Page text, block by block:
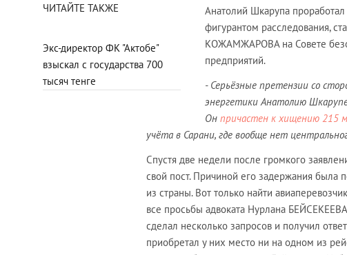
ЧИТАЙТЕ ТАКЖЕ
Экс-директор ФК "Актобе"
взыскал с государства 700
тысяч тенге
Анатолий Шкарупа
фигурантом расследования,
КОЖАМЖАРОВА на Совете
предприятий.
- Серьёзные претензии со
энергетики Анатолию
Он причастен к хищению 215
учёта в Сарани, где вообще нет
Спустя две недели после громкого
свой пост. Причиной его задержания была
из страны. Вот только найти
все просьбы адвоката Нурлана
сделал несколько запросов и получил
приобретал у них место ни на одном из